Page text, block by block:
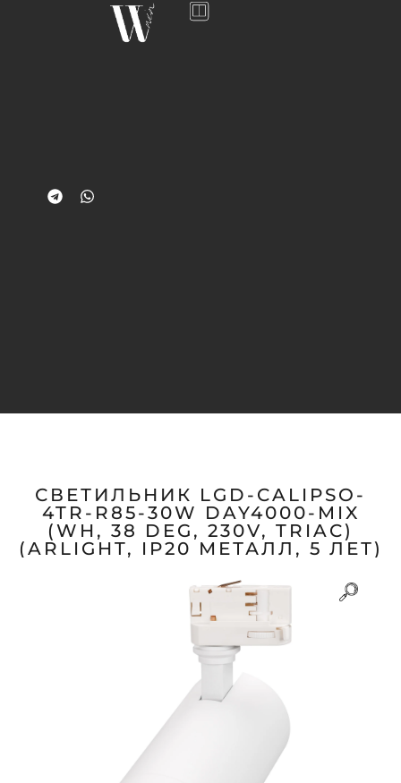
СВЕТИЛЬНИК LGD-CALIPSO-
4TR-R85-30W DAY4000-MIX
(WH, 38 DEG, 230V, TRIAC)
(ARLIGHT, IP20 МЕТАЛЛ, 5 ЛЕТ)